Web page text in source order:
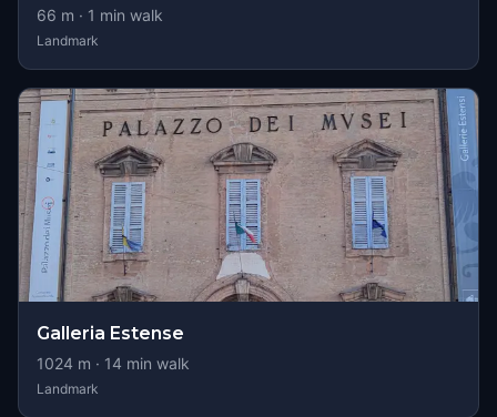
66 m · 1 min walk
Landmark
Galleria Estense
1024 m · 14 min walk
Landmark